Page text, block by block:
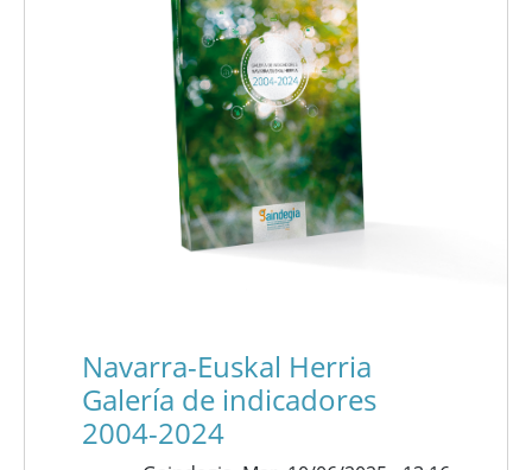
Navarra-Euskal Herria
Galería de indicadores
2004-2024